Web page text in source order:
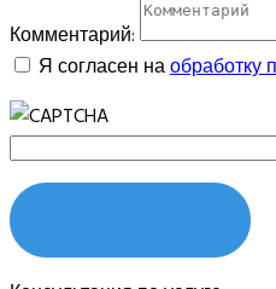
Комментарий:
Я согласен наобработку